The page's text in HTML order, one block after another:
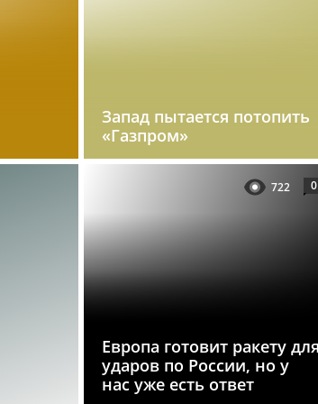
Запад пытается потопить
«Газпром»
Европа готовит ракету
ударов по России, но у
нас уже есть ответ
722 0